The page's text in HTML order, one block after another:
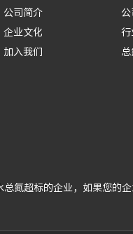
公司简介
企业文化
加入我们
公
行
总
氮超标的企业，如果您的